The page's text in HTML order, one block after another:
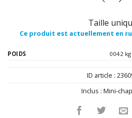
Taille
Ce produit est actuellement en
POIDS 0042 kg
ID article :
Inclus : Mini-